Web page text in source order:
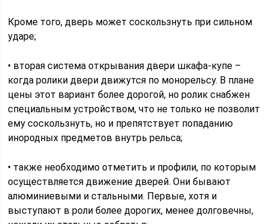
Кроме того, дверь может соскользнуть при сильном
ударе;
• вторая система открывания двери шкафа-купе –
когда ролики двери движутся по монорельсу. В плане
цены этот вариант более дорогой, но ролик снабжен
специальным устройством, что не только не позволит
ему соскользнуть, но и препятствует попаданию
инородных предметов внутрь рельса;
• также необходимо отметить и профили, по которым
осуществляется движение дверей. Они бывают
алюминиевыми и стальными. Первые, хотя и
выступают в роли более дорогих, менее долговечны,